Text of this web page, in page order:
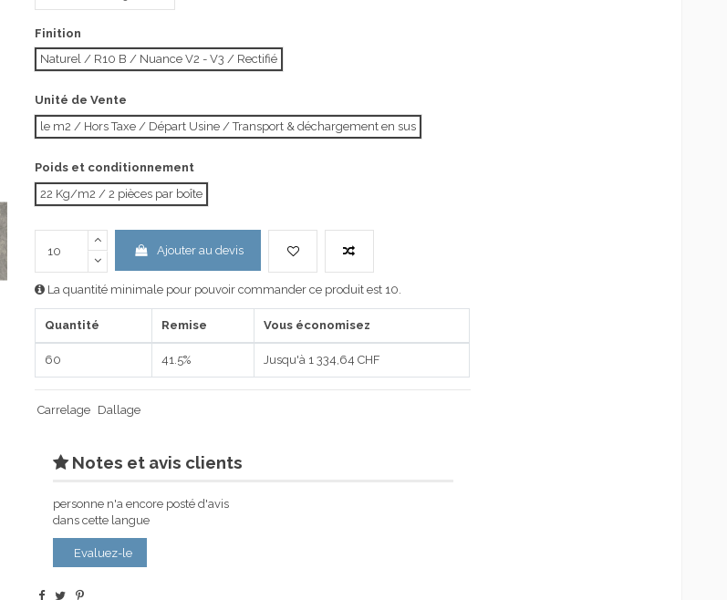
Finition
Naturel / R10 B / Nuance V2 - V3 / Rectifié
Unité de Vente
le m2 / Hors Taxe / Départ Usine / Transport & déchargement en sus
Poids et conditionnement
22 Kg/m2 / 2 pièces par boîte
Ajouter au devis
La quantité minimale pour pouvoir commander ce produit est 10.
Quantité Remise Vous économisez
60 41.5% Jusqu'à 1 334,64 CHF
Carrelage Dallage
Notes et avis clients
personne n'a encore posté d'avis
dans cette langue
Evaluez-le